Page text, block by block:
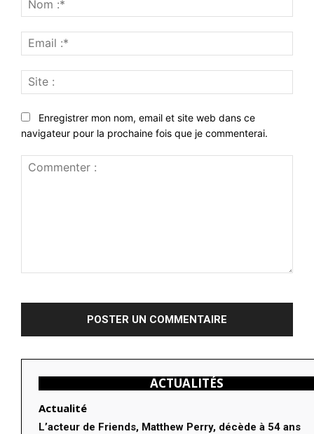
:*
:*
:
Enregistrer mon nom, email et site web dans ce
navigateur pour la prochaine fois que je commenterai.
ACTUALITÉS
Actualité
L’acteur de Friends, Matthew Perry, décède à 54 ans